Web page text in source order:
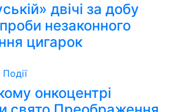
двічі за добу
незаконного
цигарок
Події
онкоцентрі